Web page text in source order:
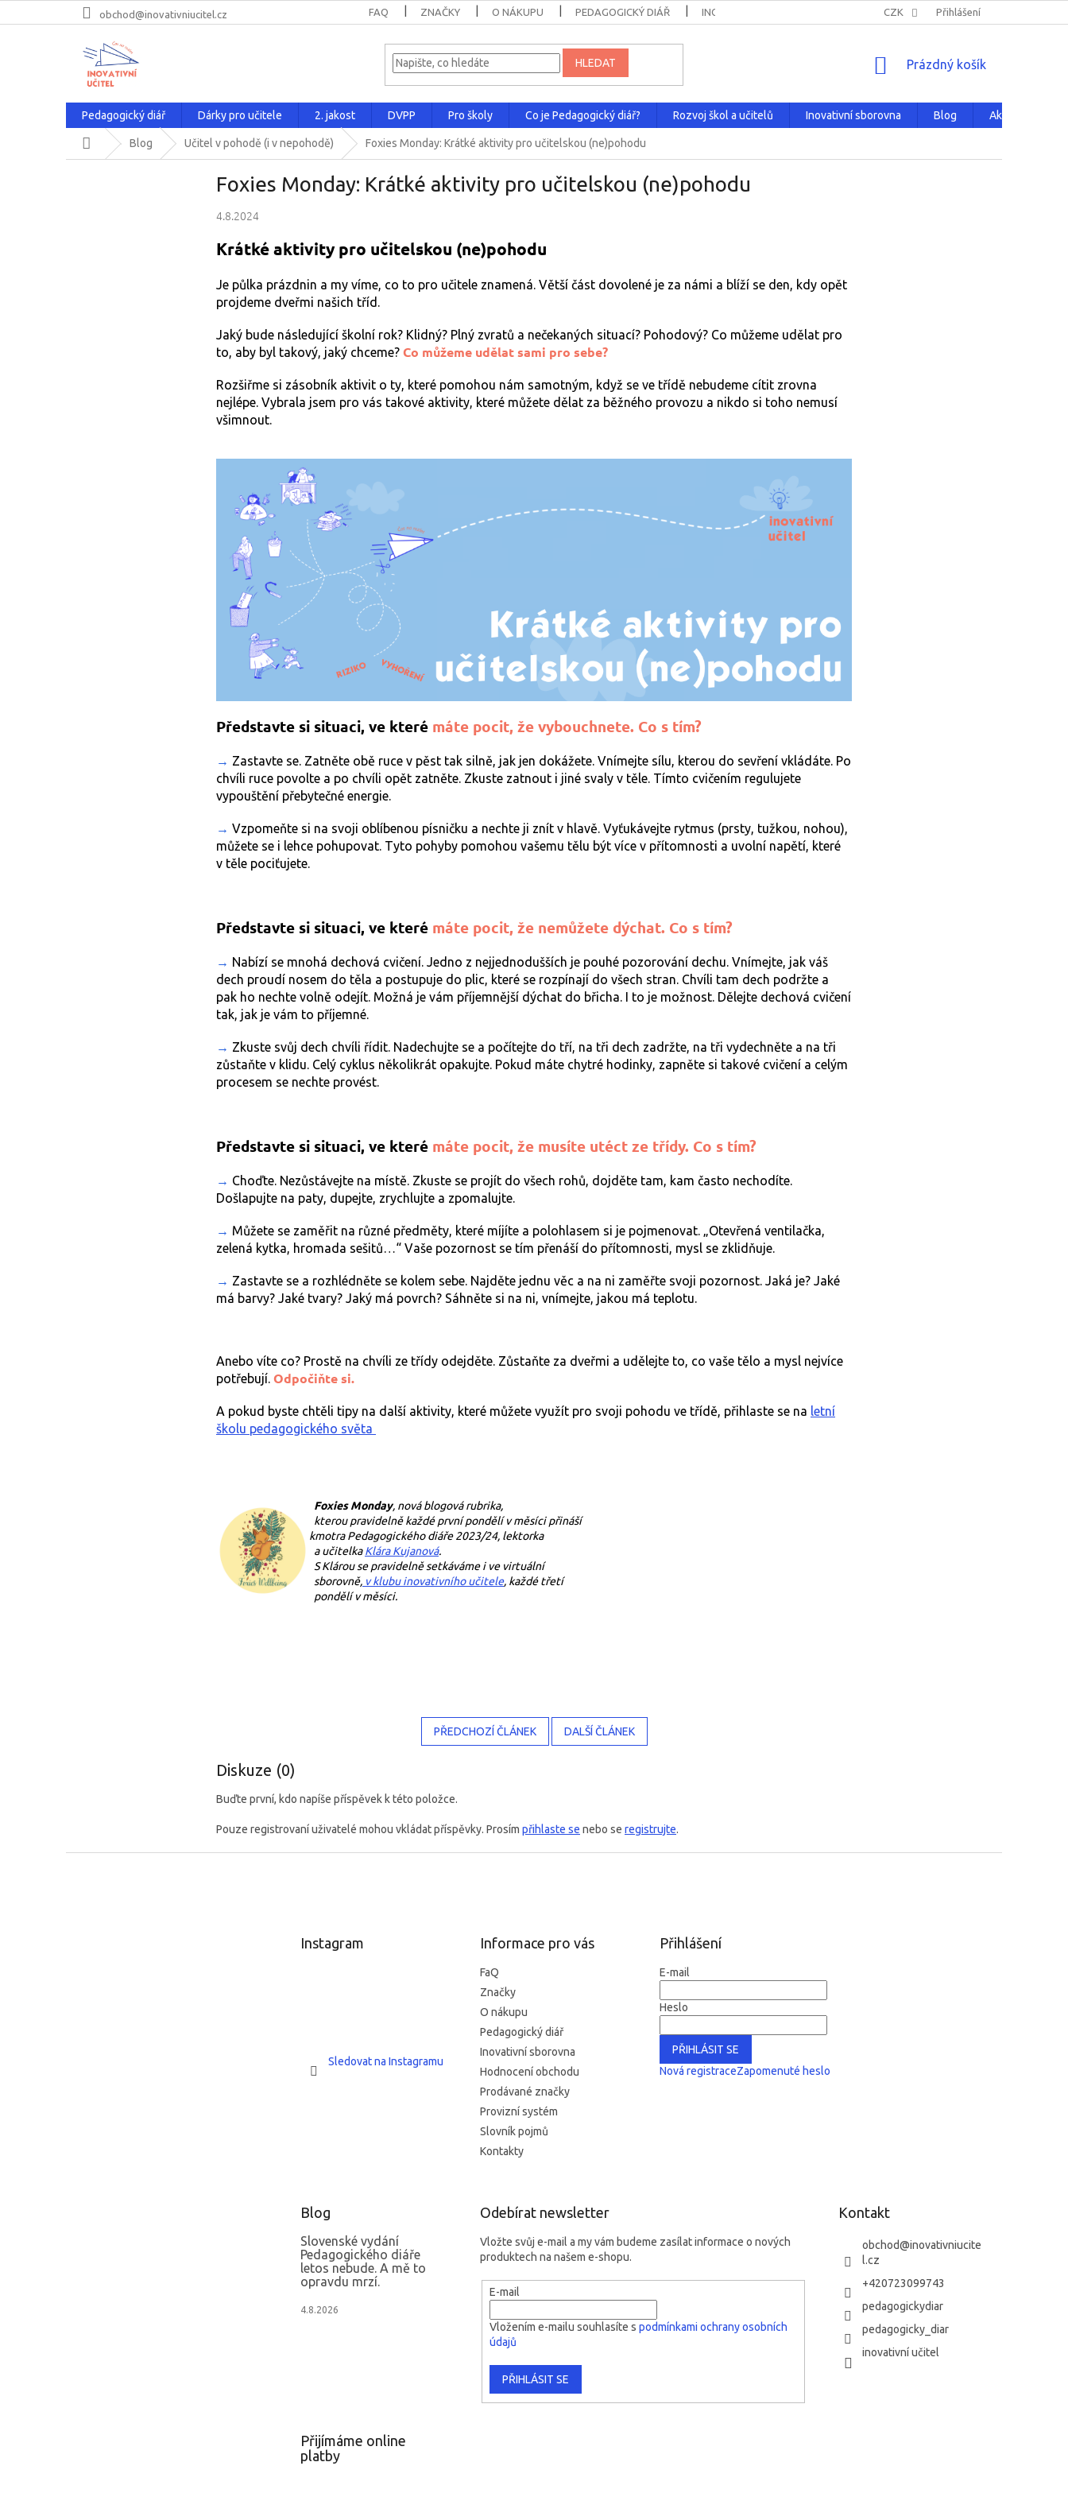
na
obchod@inovativniucitel.cz FAQ ZNAČKY O NÁKUPU PEDAGOGICKÝ DIÁŘ INOVATIVNÍ SBOROVNA HODNOCENÍ OBCHODU
CZK Přihlášení
HLEDAT
NÁKUPNÍ
Prázdný košík
Pedagogický diář Dárky pro učitele 2. jakost DVPP Pro školy Co je Pedagogický diář? Rozvoj škol a učitelů Inovativní sborovna Blog Aktuality
Domů Blog Učitel v pohodě (i v nepohodě) Foxies Monday: Krátké aktivity pro učitelskou (ne)pohodu
Foxies Monday: Krátké aktivity pro učitelskou (ne)pohodu
4.8.2024
Krátké aktivity pro učitelskou (ne)pohodu
Je půlka prázdnin a my víme, co to pro učitele znamená. Větší část dovolené je za námi a blíží se den, kdy opět
projdeme dveřmi našich tříd.
Jaký bude následující školní rok? Klidný? Plný zvratů a nečekaných situací? Pohodový? Co můžeme udělat pro
to, aby byl takový, jaký chceme? Co můžeme udělat sami pro sebe?
Rozšiřme si zásobník aktivit o ty, které pomohou nám samotným, když se ve třídě nebudeme cítit zrovna
nejlépe. Vybrala jsem pro vás takové aktivity, které můžete dělat za běžného provozu a nikdo si toho nemusí
všimnout.
Představte si situaci, ve které máte pocit, že vybouchnete. Co s tím?
→ Zastavte se. Zatněte obě ruce v pěst tak silně, jak jen dokážete. Vnímejte sílu, kterou do sevření vkládáte. Po
chvíli ruce povolte a po chvíli opět zatněte. Zkuste zatnout i jiné svaly v těle. Tímto cvičením regulujete
vypouštění přebytečné energie.
→ Vzpomeňte si na svoji oblíbenou písničku a nechte ji znít v hlavě. Vyťukávejte rytmus (prsty, tužkou, nohou),
můžete se i lehce pohupovat. Tyto pohyby pomohou vašemu tělu být více v přítomnosti a uvolní napětí, které
v těle pociťujete.
Představte si situaci, ve které máte pocit, že nemůžete dýchat. Co s tím?
→ Nabízí se mnohá dechová cvičení. Jedno z nejjednodušších je pouhé pozorování dechu. Vnímejte, jak váš
dech proudí nosem do těla a postupuje do plic, které se rozpínají do všech stran. Chvíli tam dech podržte a
pak ho nechte volně odejít. Možná je vám příjemnější dýchat do břicha. I to je možnost. Dělejte dechová cvičení
tak, jak je vám to příjemné.
→ Zkuste svůj dech chvíli řídit. Nadechujte se a počítejte do tří, na tři dech zadržte, na tři vydechněte a na tři
zůstaňte v klidu. Celý cyklus několikrát opakujte. Pokud máte chytré hodinky, zapněte si takové cvičení a celým
procesem se nechte provést.
Představte si situaci, ve které máte pocit, že musíte utéct ze třídy. Co s tím?
→ Choďte. Nezůstávejte na místě. Zkuste se projít do všech rohů, dojděte tam, kam často nechodíte.
Došlapujte na paty, dupejte, zrychlujte a zpomalujte.
→ Můžete se zaměřit na různé předměty, které míjíte a polohlasem si je pojmenovat. „Otevřená ventilačka,
zelená kytka, hromada sešitů…“ Vaše pozornost se tím přenáší do přítomnosti, mysl se zklidňuje.
→ Zastavte se a rozhlédněte se kolem sebe. Najděte jednu věc a na ni zaměřte svoji pozornost. Jaká je? Jaké
má barvy? Jaké tvary? Jaký má povrch? Sáhněte si na ni, vnímejte, jakou má teplotu.
Anebo víte co? Prostě na chvíli ze třídy odejděte. Zůstaňte za dveřmi a udělejte to, co vaše tělo a mysl nejvíce
potřebují. Odpočiňte si.
A pokud byste chtěli tipy na další aktivity, které můžete využít pro svoji pohodu ve třídě, přihlaste se na letní
školu pedagogického světa
Foxies Monday, nová blogová rubrika,
kterou pravidelně každé první pondělí v měsíci přináší
kmotra Pedagogického diáře 2023/24, lektorka
a učitelkaKlára Kujanová.
S Klárou se pravidelně setkáváme i ve virtuální
sborovně, v klubu inovativního učitele, každé třetí
pondělí v měsíci.
PŘEDCHOZÍ ČLÁNEK DALŠÍ ČLÁNEK
Diskuze (0)
Buďte první, kdo napíše příspěvek k této položce.
Pouze registrovaní uživatelé mohou vkládat příspěvky. Prosím přihlaste se nebo se registrujte.
Instagram
Sledovat na Instagramu
Informace pro vás
FaQ
Značky
O nákupu
Pedagogický diář
Inovativní sborovna
Hodnocení obchodu
Prodávané značky
Provizní systém
Slovník pojmů
Kontakty
Přihlášení
E-mail
Heslo
PŘIHLÁSIT SE
Nová registraceZapomenuté heslo
Blog
Slovenské vydání
Pedagogického diáře
letos nebude. A mě to
opravdu mrzí.
4.8.2026
Odebírat newsletter
Vložte svůj e-mail a my vám budeme zasílat informace o nových
produktech na našem e-shopu.
E-mail
Vložením e-mailu souhlasíte s podmínkami ochrany osobních
údajů
PŘIHLÁSIT SE
Kontakt
obchod@inovativniucite
l.cz
+420723099743
pedagogickydiar
pedagogicky_diar
inovativní učitel
Přijímáme online
platby